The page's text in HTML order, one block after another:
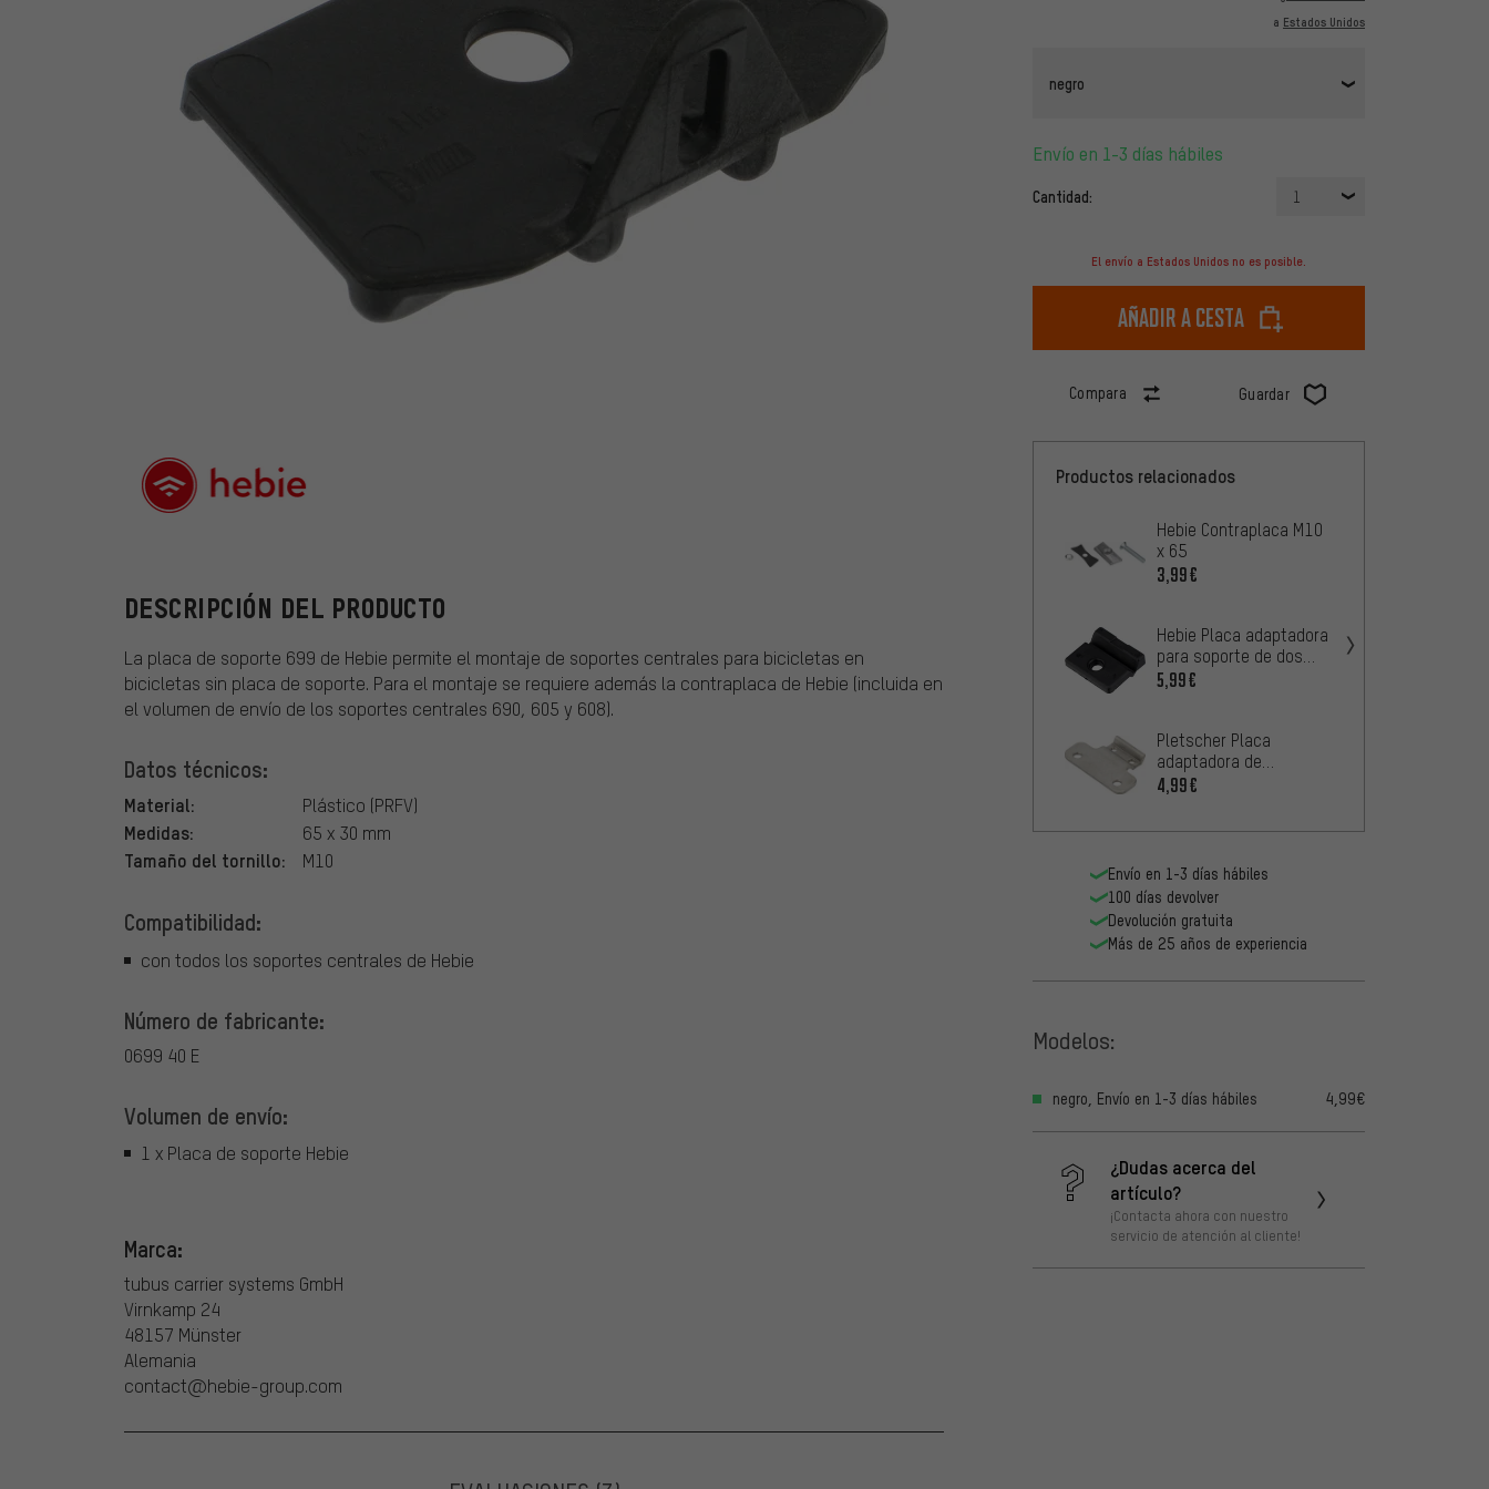
a Estados Unidos
negro
Envío en 1-3 días hábiles
Cantidad: 1
El envío a Estados Unidos no es posible.
Añadir a cesta
Compara Guardar
DESCRIPCIÓN DEL PRODUCTO
La placa de soporte 699 de Hebie permite el montaje de soportes centrales para bicicletas en
bicicletas sin placa de soporte. Para el montaje se requiere además la contraplaca de Hebie (incluida en
el volumen de envío de los soportes centrales 690, 605 y 608).
Datos técnicos:
Material: Plástico (PRFV)
Medidas: 65 x 30 mm
Tamaño del tornillo: M10
Compatibilidad:
con todos los soportes centrales de Hebie
Número de fabricante:
0699 40 E
Volumen de envío:
1 x Placa de soporte Hebie
Marca:
tubus carrier systems GmbH
Virnkamp 24
48157 Münster
Alemania
contact@hebie-group.com
Productos relacionados
Hebie Contraplaca M10
x 65
3,99€
Hebie Placa adaptadora
para soporte de dos
patas
5,99€
Pletscher Placa
adaptadora de
18/40mm para
4,99€
Envío en 1-3 días hábiles
100 días devolver
Devolución gratuita
Más de 25 años de experiencia
Modelos:
negro, Envío en 1-3 días hábiles 4,99€
¿Dudas acerca del
artículo?
¡Contacta ahora con nuestro
servicio de atención al cliente!